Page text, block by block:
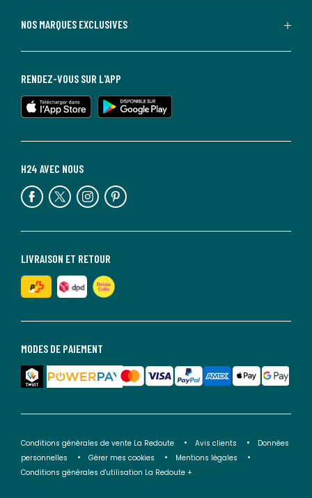
NOS MARQUES EXCLUSIVES
MODES DE PAIEMENT
LIVRAISON ET RETOUR
H24 AVEC NOUS
RENDEZ-VOUS SUR L'APP
Conditions générales de vente La Redoute Avis clients
Données
personnelles
Gérer mes cookies
Mentions légales
Conditions générales d'utilisation La Redoute +